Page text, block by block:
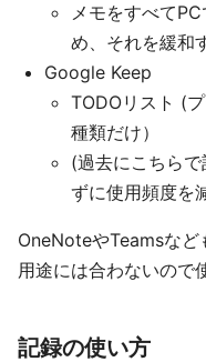
メモをすべて
め、それを緩和
Google Keep
TODOリスト (
種類だけ）
(過去にこちら
ずに使用頻度を
OneNoteやTeamsなど
用途には合わないので
記録の使い方